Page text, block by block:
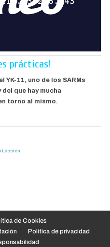
prácticas!
YK-11, uno de los SARMs
que hay mucha
torno al mismo.
Lección
de Cookies
Política de privacidad